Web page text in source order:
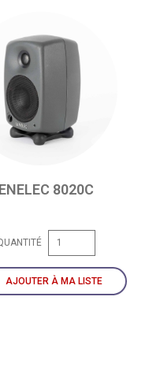
8020C
AJOUTER À MA LISTE